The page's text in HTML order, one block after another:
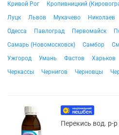
Кривой Рог
Кропивницкий
Луцк
Львов Мукачево Николаев
Одесса
Павлоград Первомайск
Самарь (Новомосковск)
Самбор
Ужгород
Умань Фастов Харьков
Черкассы
Чернигов Черновцы
Перекись вод. р-